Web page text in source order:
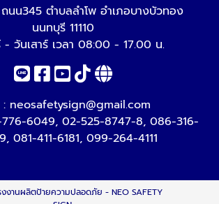
นน345 ตำบลลำโพ อำเภอบางบัวทอง
นนทบุรี 11110
- วันเสาร์ เวลา 08:00 - 17.00 น.
: neosafetysign@gmail.com
6049, 02-525-8747-8, 086-316-
, 081-411-6181, 099-264-4111
งงานผลิตป้ายความปลอดภัย - NEO SAFETY